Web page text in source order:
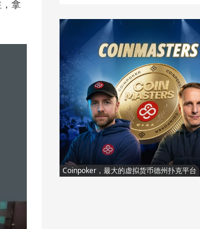
拿
Coinpoker，最大的虚拟货币德州扑克平台